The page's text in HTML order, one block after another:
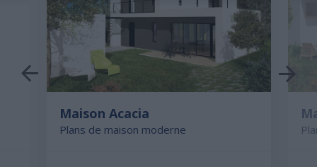
Maison Acacia
Plans de maison moderne